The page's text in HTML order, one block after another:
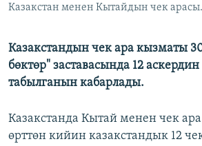
Казакстан менен Кытайдын чек арасы.
Казакстандын чек ара кызматы
бөктөр" заставасында 12 аскердин
табылганын кабарлады.
Казакстанда Кытай менен чек
өрттөн кийин казакстандык 12